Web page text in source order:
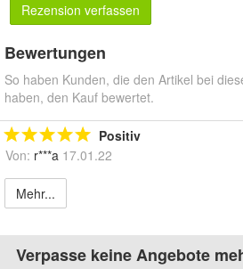
Rezension verfassen
Bewertungen
So haben Kunden, die den Artikel bei
haben, den Kauf bewertet.
Positiv
Von: r***a 17.01.22
Mehr...
Verpasse keine Angebote